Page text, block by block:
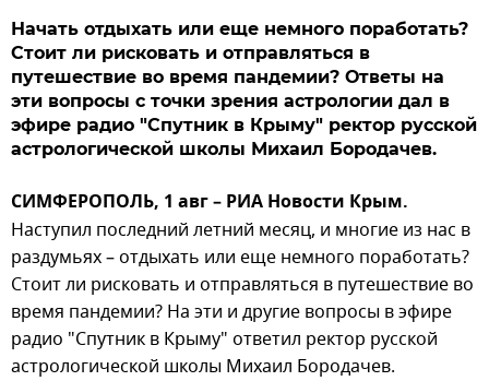
Начать отдыхать или еще немного поработать?
Стоит ли рисковать и отправляться в
путешествие во время пандемии? Ответы на
эти вопросы с точки зрения астрологии дал в
эфире радио "Спутник в Крыму" ректор русской
астрологической школы Михаил Бородачев.
СИМФЕРОПОЛЬ, 1 авг – РИА Новости Крым.
Наступил последний летний месяц, и многие из нас в
раздумьях – отдыхать или еще немного поработать?
Стоит ли рисковать и отправляться в путешествие во
время пандемии? На эти и другие вопросы в эфире
радио "Спутник в Крыму" ответил ректор русской
астрологической школы Михаил Бородачев.